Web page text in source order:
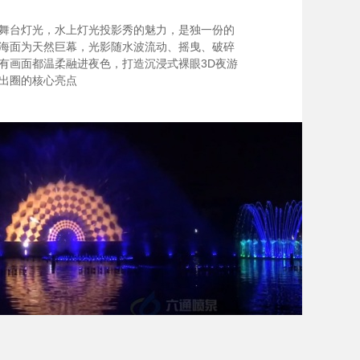
台灯光，水上灯光投影秀的魅力，是独一份的
面为天然巨幕，光影随水波流动、摇曳、破碎
画面都温柔融进夜色，打造沉浸式裸眼3D夜游
圈的核心亮点